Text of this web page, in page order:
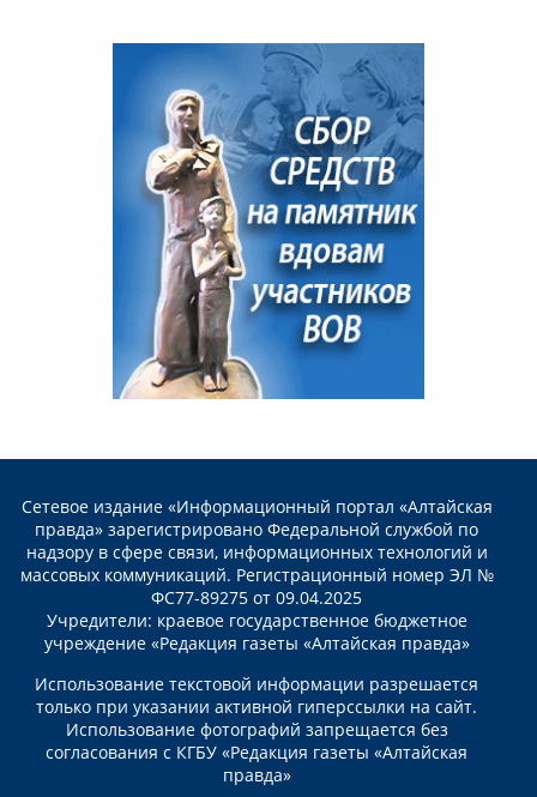
Сетевое издание «Информационный портал «Алтайская
правда» зарегистрировано Федеральной службой по
надзору в сфере связи, информационных технологий и
массовых коммуникаций. Регистрационный номер ЭЛ №
ФС77-89275 от 09.04.2025
Учредители: краевое государственное бюджетное
учреждение «Редакция газеты «Алтайская правда»
Использование текстовой информации разрешается
только при указании активной гиперссылки на сайт.
Использование фотографий запрещается без
согласования с КГБУ «Редакция газеты «Алтайская
правда»